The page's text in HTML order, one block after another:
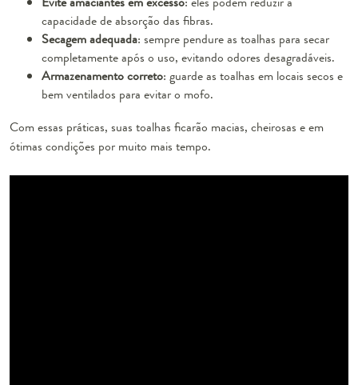
capacidade de absorção das fibras.
Secagem adequada: sempre pendure as toalhas para secar
completamente após o uso, evitando odores desagradáveis.
Armazenamento correto: guarde as toalhas em locais secos e
bem ventilados para evitar o mofo.
Com essas práticas, suas toalhas ficarão macias, cheirosas e em
ótimas condições por muito mais tempo.